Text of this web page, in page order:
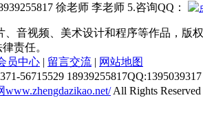
徐老师 李老师 5.咨询QQ：
音视频、美术设计和程序等作品，版
责任。
员中心 | 留言交流 | 网站地图
56715529 18939255817QQ:1395039317
www.zhengdazikao.net/All Rights Reserved